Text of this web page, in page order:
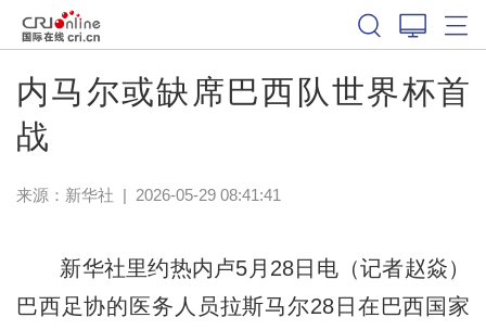
内马尔或缺席巴西队世界杯首
战
来源：新华社 | 2026-05-29 08:41:41
新华社里约热内卢5月28日电（记者赵焱）
巴西足协的医务人员拉斯马尔28日在巴西国家